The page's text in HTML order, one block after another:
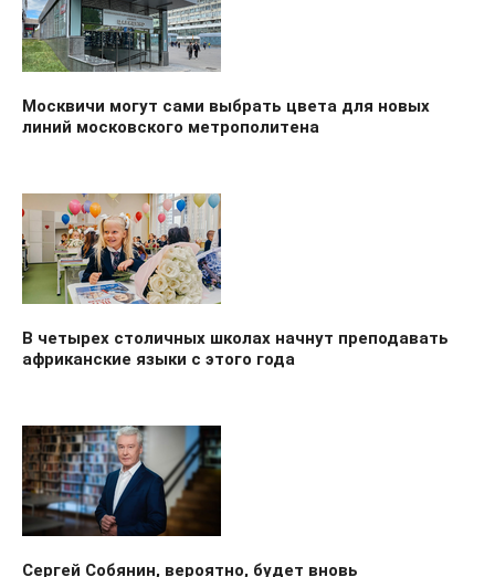
Москвичи могут сами выбрать цвета для новых
линий московского метрополитена
В четырех столичных школах начнут преподавать
африканские языки с этого года
Сергей Собянин, вероятно, будет вновь